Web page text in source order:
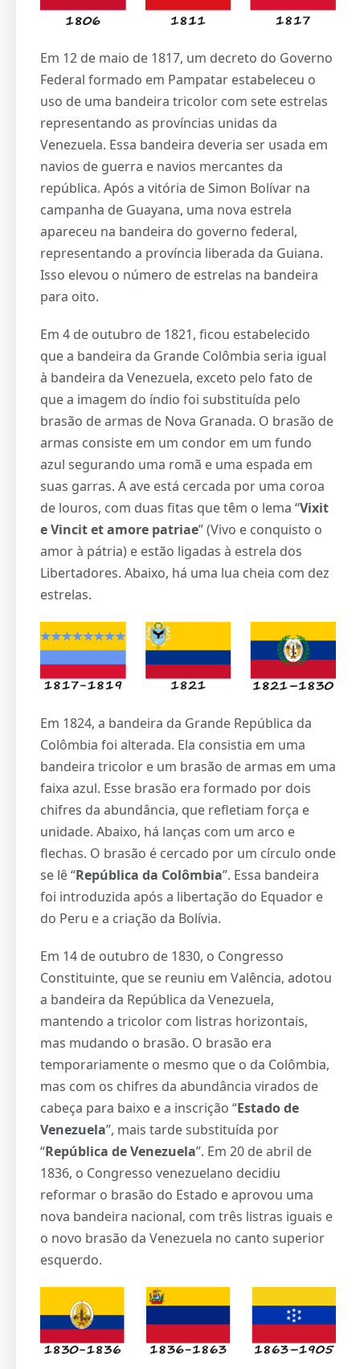
Em 12 de maio de 1817, um decreto do Governo
Federal formado em Pampatar estabeleceu o
uso de uma bandeira tricolor com sete estrelas
representando as províncias unidas da
Venezuela. Essa bandeira deveria ser usada em
navios de guerra e navios mercantes da
república. Após a vitória de Simon Bolívar na
campanha de Guayana, uma nova estrela
apareceu na bandeira do governo federal,
representando a província liberada da Guiana.
Isso elevou o número de estrelas na bandeira
para oito.
Em 4 de outubro de 1821, ficou estabelecido
que a bandeira da Grande Colômbia seria igual
à bandeira da Venezuela, exceto pelo fato de
que a imagem do índio foi substituída pelo
brasão de armas de Nova Granada. O brasão de
armas consiste em um condor em um fundo
azul segurando uma romã e uma espada em
suas garras. A ave está cercada por uma coroa
de louros, com duas fitas que têm o lema “Vixit
e Vincit et amore patriae” (Vivo e conquisto o
amor à pátria) e estão ligadas à estrela dos
Libertadores. Abaixo, há uma lua cheia com dez
estrelas.
Em 1824, a bandeira da Grande República da
Colômbia foi alterada. Ela consistia em uma
bandeira tricolor e um brasão de armas em uma
faixa azul. Esse brasão era formado por dois
chifres da abundância, que refletiam força e
unidade. Abaixo, há lanças com um arco e
flechas. O brasão é cercado por um círculo onde
se lê “República da Colômbia”. Essa bandeira
foi introduzida após a libertação do Equador e
do Peru e a criação da Bolívia.
Em 14 de outubro de 1830, o Congresso
Constituinte, que se reuniu em Valência, adotou
a bandeira da República da Venezuela,
mantendo a tricolor com listras horizontais,
mas mudando o brasão. O brasão era
temporariamente o mesmo que o da Colômbia,
mas com os chifres da abundância virados de
cabeça para baixo e a inscrição “Estado de
Venezuela”, mais tarde substituída por
“República de Venezuela”. Em 20 de abril de
1836, o Congresso venezuelano decidiu
reformar o brasão do Estado e aprovou uma
nova bandeira nacional, com três listras iguais e
o novo brasão da Venezuela no canto superior
esquerdo.